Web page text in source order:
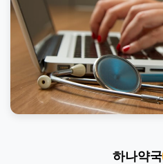
하나약국